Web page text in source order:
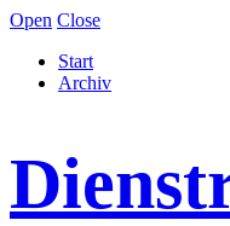
Open Close
Start
Archiv